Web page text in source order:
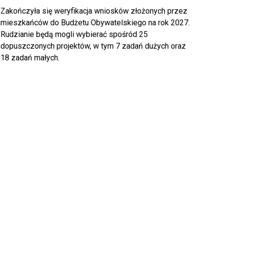
Zakończyła się weryfikacja wniosków złożonych przez
mieszkańców do Budżetu Obywatelskiego na rok 2027.
Rudzianie będą mogli wybierać spośród 25
dopuszczonych projektów, w tym 7 zadań dużych oraz
18 zadań małych.